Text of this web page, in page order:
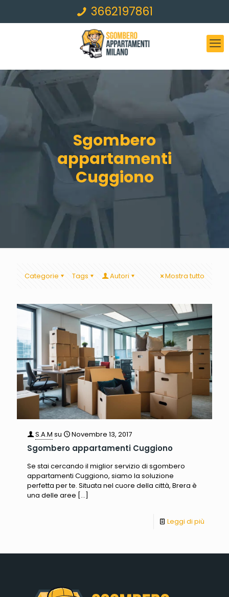
3662197861
Sgombero
appartamenti
Cuggiono
Categorie Tags Autori Mostra tutto
S.A.M su Novembre 13, 2017
Sgombero appartamenti Cuggiono
Se stai cercando il miglior servizio di sgombero
appartamenti Cuggiono, siamo la soluzione
perfetta per te. Situata nel cuore della città, Brera è
una delle aree […]
Leggi di più